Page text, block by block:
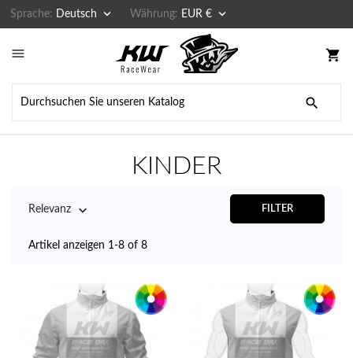
Sprache: Deutsch  Währung: EUR € 
 shopping_cart

KINDER
Relevanz  FILTER
Artikel anzeigen 1-8 of 8